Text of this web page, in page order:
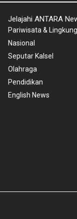
Jelajahi ANTARA
Pariwisata &
Nasional
Seputar Kalsel
Olahraga
Pendidikan
English News